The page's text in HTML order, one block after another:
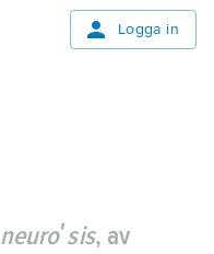
Logga in
neuroʹsis, av